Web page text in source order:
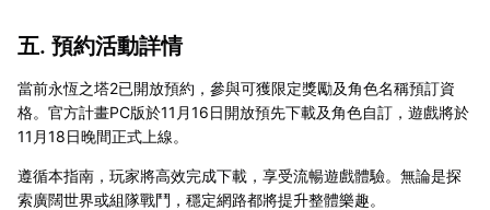
五. 預約活動詳情
當前永恆之塔2已開放預約，參與可獲限定獎勵及角色名稱預訂資
格。官方計畫PC版於11月16日開放預先下載及角色自訂，遊戲將於
11月18日晚間正式上線。
遵循本指南，玩家將高效完成下載，享受流暢遊戲體驗。無論是探
索廣闊世界或組隊戰鬥，穩定網路都將提升整體樂趣。